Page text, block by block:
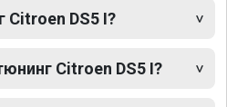
Citroen DS5 I?
Citroen DS5 I?